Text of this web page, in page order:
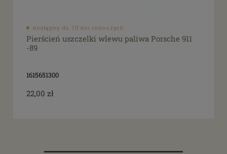
dostępny do 10 dni roboczych
Pierścień uszczelki wlewu paliwa Porsche 911
-89
1615651300
22,00 zł